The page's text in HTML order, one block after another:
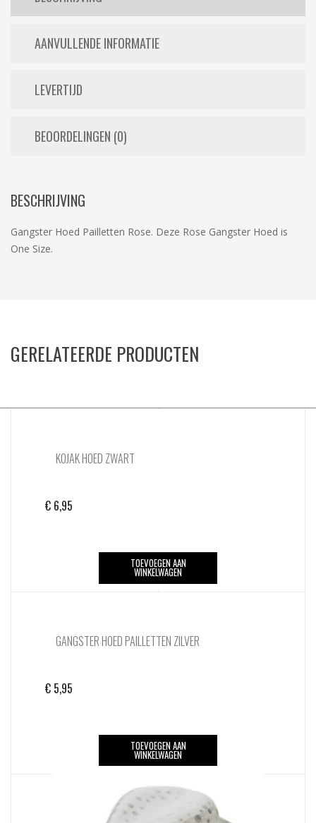
AANVULLENDE INFORMATIE
LEVERTIJD
BEOORDELINGEN (0)
BESCHRIJVING
Gangster Hoed Pailletten Rose. Deze Rose Gangster Hoed is
One Size.
GERELATEERDE PRODUCTEN
KOJAK HOED ZWART
€ 6,95
TOEVOEGEN AAN
WINKELWAGEN
GANGSTER HOED PAILLETTEN ZILVER
€ 5,95
TOEVOEGEN AAN
WINKELWAGEN